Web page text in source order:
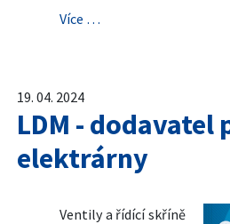
Více …
19. 04. 2024
LDM - dodavatel
elektrárny
Ventily a řídící skříně